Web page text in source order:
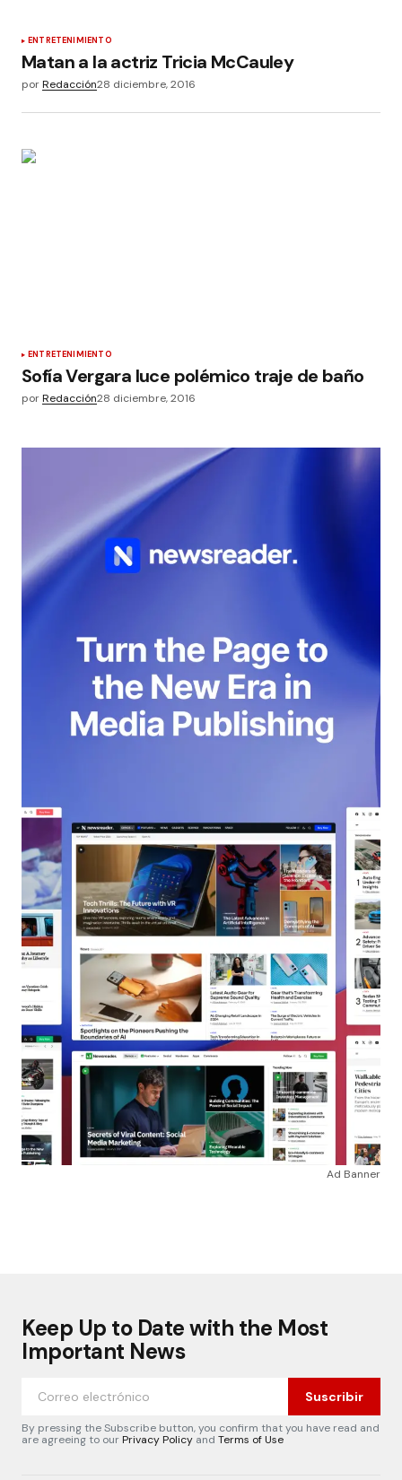
ENTRETENIMIENTO
Matan a la actriz Tricia McCauley
porRedacción28 diciembre, 2016
ENTRETENIMIENTO
Sofía Vergara luce polémico traje de baño
porRedacción28 diciembre, 2016
Ad Banner
Keep Up to Date with the Most
Important News
Suscribir
By pressing the Subscribe button, you confirm that you have read and
are agreeing to ourPrivacy Policy and Terms of Use